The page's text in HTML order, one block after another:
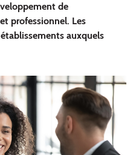
de
professionnel. Les
auxquels